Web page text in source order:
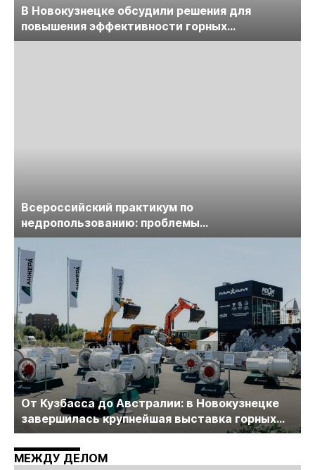
В Новокузнецке обсудили решения для
повышения эффективности горных
предприятий
Всероссийский практикум по
недропользованию: проблемы
лицензирования, цифровизации, экспертизы
пройдет в начале июля
От Кузбасса до Австралии: в Новокузнецке
завершилась крупнейшая выставка горных
технологий «Недра России. Уголь России и
Майнинг»
МЕЖДУ ДЕЛОМ